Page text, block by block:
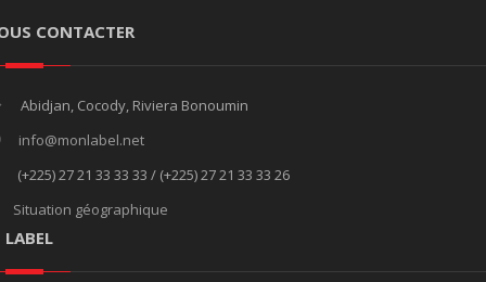
CONTACTER
Abidjan, Cocody, Riviera Bonoumin
info@monlabel.net
(+225) 27 21 33 33 33 / (+225) 27 21 33 33 26
Situation géographique
LABEL